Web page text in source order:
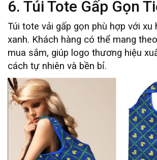
6. Túi Tote Gấp Gọn
Túi tote vải gấp gọn phù hợp với xu
xanh. Khách hàng có thể mang
mua sắm, giúp logo thương hiệu
cách tự nhiên và bền bỉ.